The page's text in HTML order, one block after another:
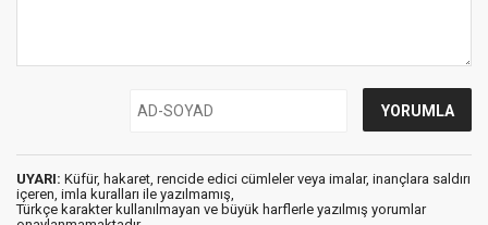
UYARI: Küfür, hakaret, rencide edici cümleler veya imalar, inançlara saldırı
içeren, imla kuralları ile yazılmamış,
Türkçe karakter kullanılmayan ve büyük harflerle yazılmış yorumlar